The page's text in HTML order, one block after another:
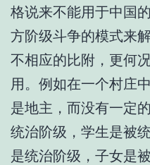
格说来不能用于中国
方阶级斗争的模式来
不相应的比附，更何
用。例如在一个村庄
是地主，而没有一定
统治阶级，学生是被
是统治阶级，子女是